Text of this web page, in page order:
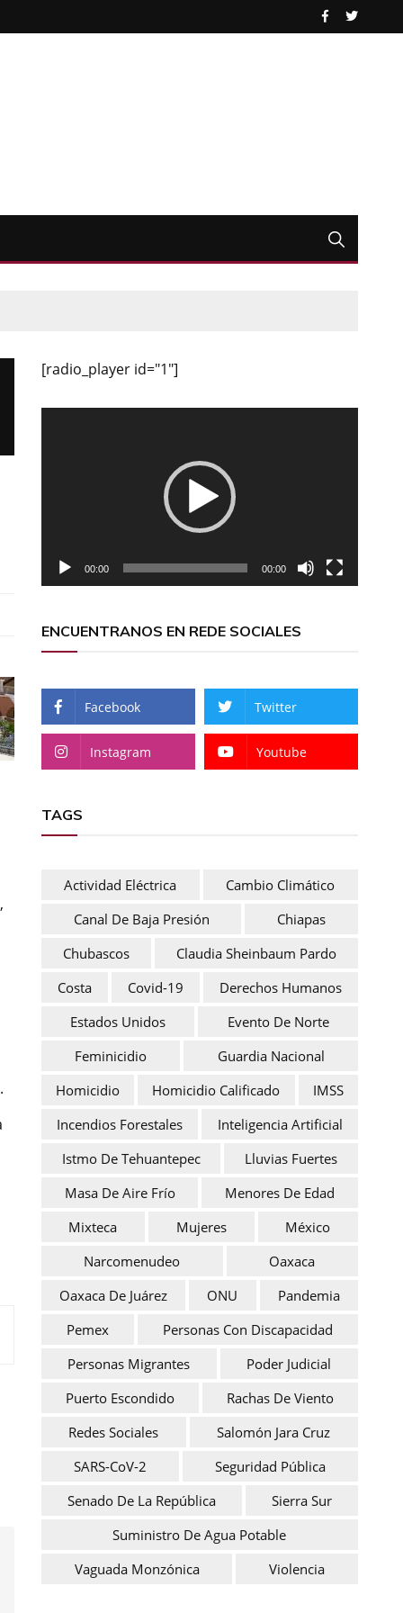
[radio_player id="1"]
00:00 00:00
ENCUENTRANOS EN REDE SOCIALES
Facebook Twitter
Instagram Youtube
TAGS
Actividad Eléctrica
Cambio Climático
Canal De Baja Presión
Chiapas
Chubascos
Claudia Sheinbaum Pardo
Costa
Covid-19
Derechos Humanos
Estados Unidos
Evento De Norte
Feminicidio
Guardia Nacional
Homicidio
Homicidio Calificado
IMSS
Incendios Forestales
Inteligencia Artificial
Istmo De Tehuantepec
Lluvias Fuertes
Masa De Aire Frío
Menores De Edad
Mixteca
Mujeres
México
Narcomenudeo
Oaxaca
Oaxaca De Juárez
ONU
Pandemia
Pemex
Personas Con Discapacidad
Personas Migrantes
Poder Judicial
Puerto Escondido
Rachas De Viento
Redes Sociales
Salomón Jara Cruz
SARS-CoV-2
Seguridad Pública
Senado De La República
Sierra Sur
Suministro De Agua Potable
Vaguada Monzónica
Violencia